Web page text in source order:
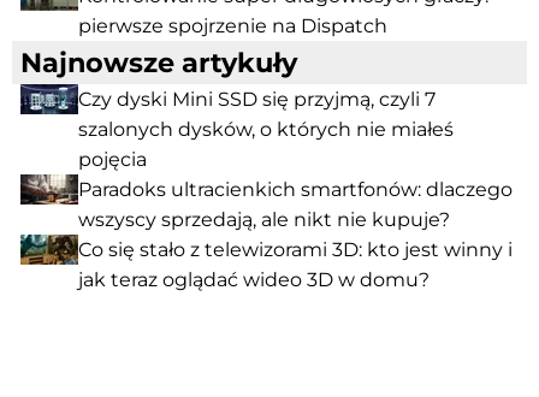
pierwsze spojrzenie na Dispatch
Najnowsze artykuły
Czy dyski Mini SSD się przyjmą, czyli 7
szalonych dysków, o których nie miałeś
pojęcia
Paradoks ultracienkich smartfonów: dlaczego
wszyscy sprzedają, ale nikt nie kupuje?
Co się stało z telewizorami 3D: kto jest winny i
jak teraz oglądać wideo 3D w domu?